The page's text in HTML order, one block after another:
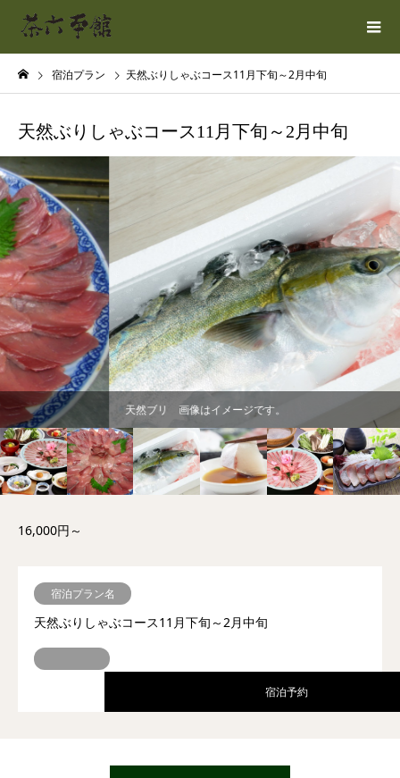
宿泊プラン 天然ぶりしゃぶコース11月下旬～2月中旬
天然ぶりしゃぶコース11月下旬～2月中旬
天然ブリ 画像はイメージです。
16,000円～
宿泊プラン名
天然ぶりしゃぶコース11月下旬～2月中旬
宿泊予約